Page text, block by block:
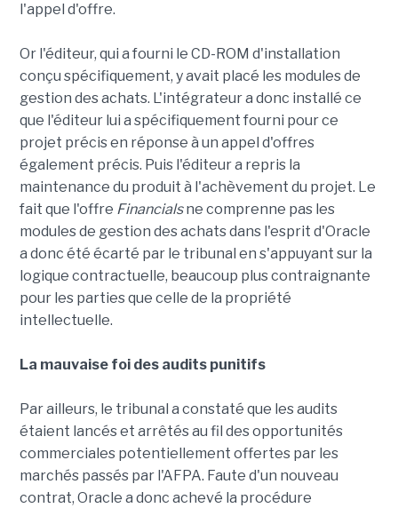
l'appel d'offre.
Or l'éditeur, qui a fourni le CD-ROM d'installation
conçu spécifiquement, y avait placé les modules de
gestion des achats. L'intégrateur a donc installé ce
que l'éditeur lui a spécifiquement fourni pour ce
projet précis en réponse à un appel d'offres
également précis. Puis l'éditeur a repris la
maintenance du produit à l'achèvement du projet. Le
fait que l'offre Financialsne comprenne pas les
modules de gestion des achats dans l'esprit d'Oracle
a donc été écarté par le tribunal en s'appuyant sur la
logique contractuelle, beaucoup plus contraignante
pour les parties que celle de la propriété
intellectuelle.
La mauvaise foi des audits punitifs
Par ailleurs, le tribunal a constaté que les audits
étaient lancés et arrêtés au fil des opportunités
commerciales potentiellement offertes par les
marchés passés par l'AFPA. Faute d'un nouveau
contrat, Oracle a donc achevé la procédure